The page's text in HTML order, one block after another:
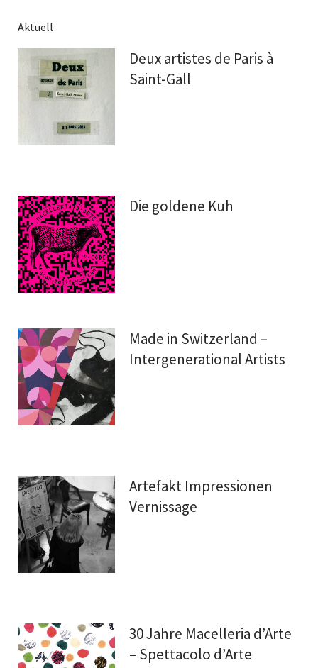
Aktuell
Deux artistes de Paris à
Saint-Gall
Die goldene Kuh
Made in Switzerland –
Intergenerational Artists
Artefakt Impressionen
Vernissage
30 Jahre Macelleria d’Arte
– Spettacolo d’Arte